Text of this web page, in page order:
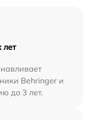
лет
Behringer и
до 3 лет.